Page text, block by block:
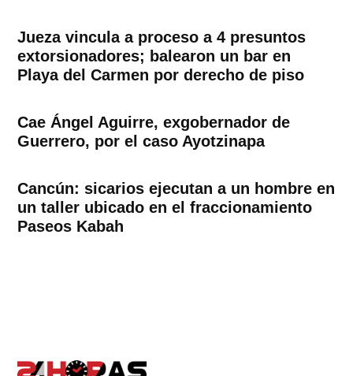
Jueza vincula a proceso a 4 presuntos
extorsionadores; balearon un bar en
Playa del Carmen por derecho de piso
Cae Ángel Aguirre, exgobernador de
Guerrero, por el caso Ayotzinapa
Cancún: sicarios ejecutan a un hombre en
un taller ubicado en el fraccionamiento
Paseos Kabah